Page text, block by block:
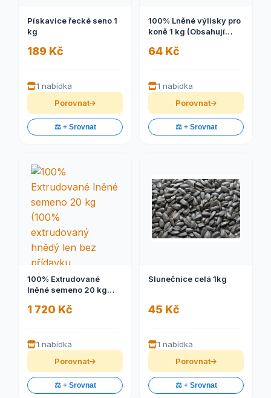
Pískavice řecké seno 1
kg
189 Kč
1 nabídka
Porovnat
⚖️ + Srovnat
100% Lněné výlisky pro
koně 1 kg (Obsahují
oleje, bílkoviny (cca 30
64 Kč
1 nabídka
Porovnat
⚖️ + Srovnat
100% Extrudované
lněné semeno 20 kg
hnědý len bez přídavku
1 720 Kč
1 nabídka
Porovnat
⚖️ + Srovnat
Slunečnice celá 1kg
45 Kč
1 nabídka
Porovnat
⚖️ + Srovnat